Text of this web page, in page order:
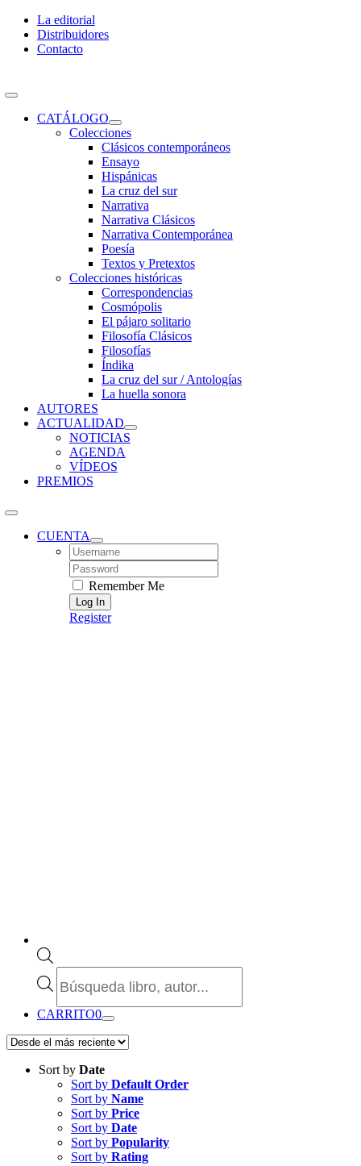
Skip
content
La editorial
Distribuidores
Contacto
Toggle
NavigationCATÁLOGO
Colecciones
Clásicos contemporáneos
Ensayo
Hispánicas
La cruz del sur
Narrativa
Narrativa Clásicos
Narrativa Contemporánea
Poesía
Textos y Pretextos
Colecciones históricas
Correspondencias
Cosmópolis
El pájaro solitario
Filosofía Clásicos
Filosofías
Índika
La cruz del sur / Antologías
La huella sonora
AUTORES
ACTUALIDAD
NOTICIAS
AGENDA
VÍDEOS
PREMIOS
CUENTA
Username:
Password:
Remember Me
Register
de
CARRITO0
Sort by Date
Sort by Default Order
Sort by Name
Sort by Price
Sort by Date
Sort by Popularity
Sort by Rating